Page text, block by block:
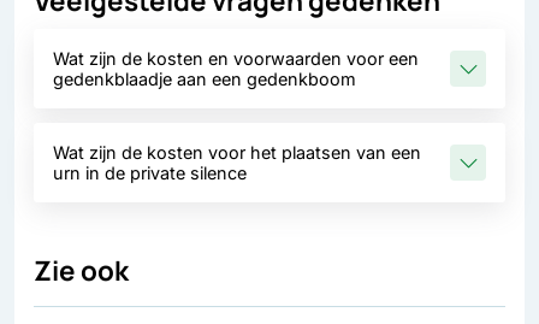
Wat zijn de kosten en voorwaarden voor een
gedenkblaadje aan een gedenkboom
Wat zijn de kosten voor het plaatsen van een
urn in de private silence
Zie ook